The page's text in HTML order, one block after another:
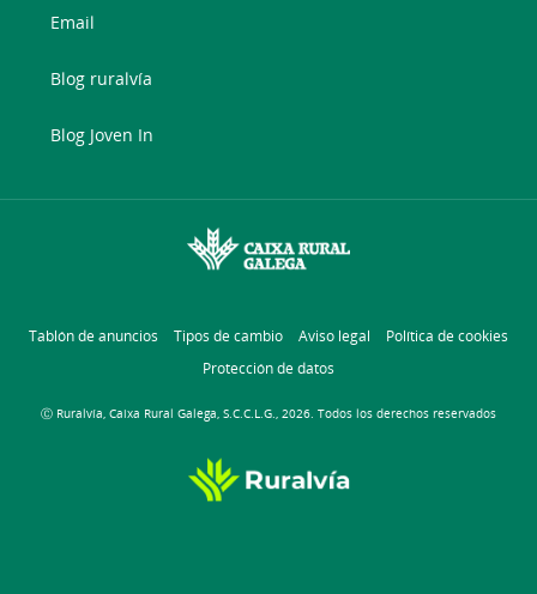
Email
Blog ruralvía
Blog Joven In
Tablón de anuncios Tipos de cambio Aviso legal
Política de cookies
Protección de datos
Ⓒ Ruralvía, Caixa Rural Galega, S.C.C.L.G., 2026. Todos los derechos reservados